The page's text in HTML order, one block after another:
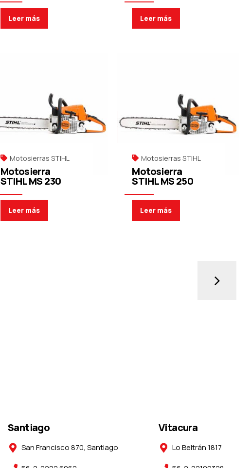
Leer más Leer más
Motosierras STIHL
Motosierra
STIHL MS 230
Leer más
Motosierras STIHL
Motosierra
STIHL MS 250
Leer más
Santiago
San Francisco 870, Santiago
Vitacura
Lo Beltrán 1817